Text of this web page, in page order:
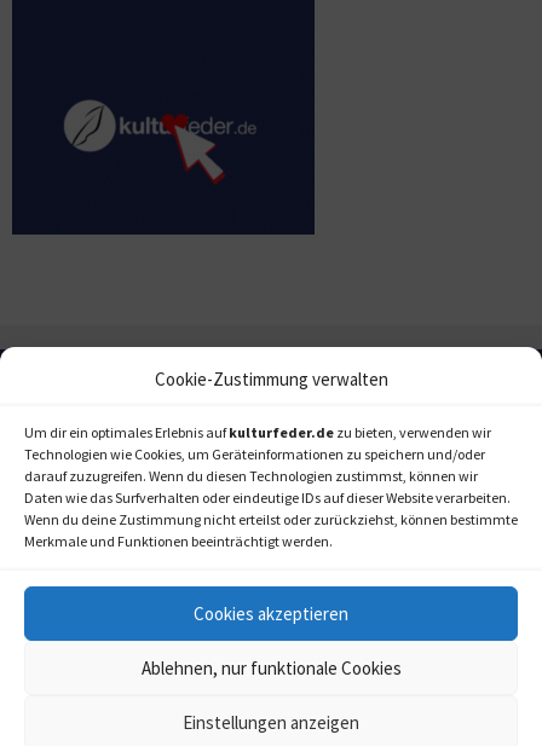
Cookie-Zustimmung verwalten
Um dir ein optimales Erlebnis aufkulturfeder.de zu bieten, verwenden wir
Technologien wie Cookies, um Geräteinformationen zu speichern und/oder
darauf zuzugreifen. Wenn du diesen Technologien zustimmst, können wir
Daten wie das Surfverhalten oder eindeutige IDs auf dieser Website verarbeiten.
Wenn du deine Zustimmung nicht erteilst oder zurückziehst, können bestimmte
Merkmale und Funktionen beeinträchtigt werden.
Cookies akzeptieren
Ablehnen, nur funktionale Cookies
Einstellungen anzeigen
© 2006-2020 LAPPmedien+events
kulturfeder.de –